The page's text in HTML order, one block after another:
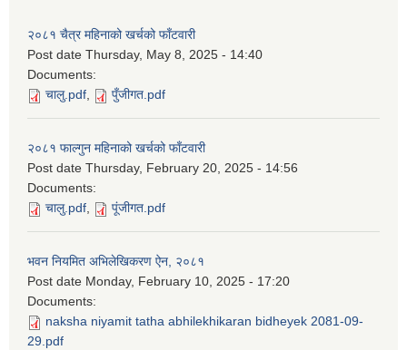
२०८१ चैत्र महिनाको खर्चको फाँटवारी
Post date Thursday, May 8, 2025 - 14:40
Documents:
चालु.pdf, पुँजीगत.pdf
२०८१ फाल्गुन महिनाको खर्चको फाँटवारी
Post date Thursday, February 20, 2025 - 14:56
Documents:
चालु.pdf, पूंजीगत.pdf
भवन नियमित अभिलेखिकरण ऐन, २०८१
Post date Monday, February 10, 2025 - 17:20
Documents:
naksha niyamit tatha abhilekhikaran bidheyek 2081-09-
29.pdf